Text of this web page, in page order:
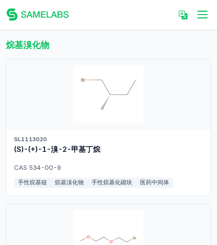
烷基溴化物
SL1113020
(S)-(+)-1-溴-2-甲基丁烷
CAS 534-00-9
手性烷基链 烷基溴化物 手性烷基化砌块 医药中间体